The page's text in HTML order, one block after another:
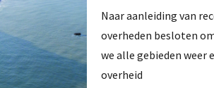
Naar aanleiding van
overheden besloten
we alle gebieden weer
overheid